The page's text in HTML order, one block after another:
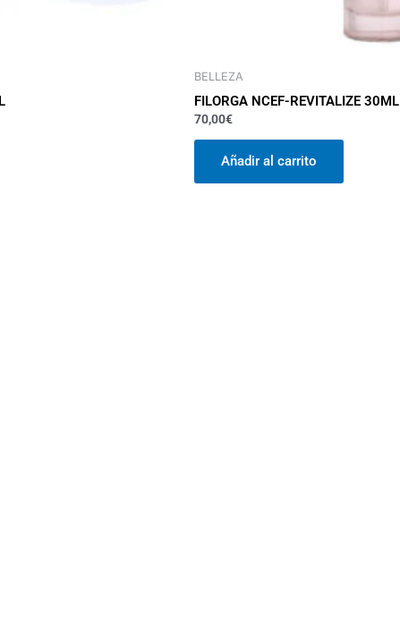
BELLEZA
FILORGA NCEF-REVITALIZE 30ML
70,00€
Añadir al carrito